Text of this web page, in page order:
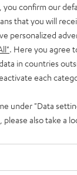
, you confirm our
that you will
personalized
. Here you agree
in countries
each
under "Data
also take a